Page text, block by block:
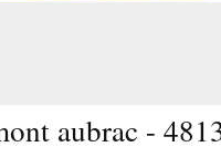
aubrac -